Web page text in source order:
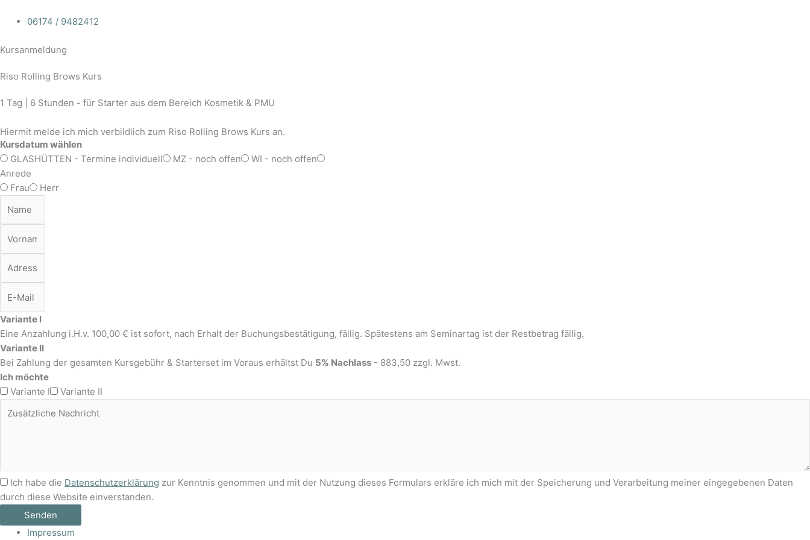
06174 / 9482412
Kursanmeldung
Riso Rolling Brows Kurs
1 Tag | 6 Stunden - für Starter aus dem Bereich Kosmetik & PMU
Hiermit melde ich mich verbildlich zum Riso Rolling Brows Kurs an.
Kursdatum wählen
GLASHÜTTEN - Termine individuell
MZ - noch offen
WI - noch offen
Anrede
Frau
Herr
Variante I
Eine Anzahlung i.H.v. 100,00 € ist sofort, nach Erhalt der Buchungsbestätigung, fällig. Spätestens am Seminartag ist der Restbetrag fällig.
Variante II
Bei Zahlung der gesamten Kursgebühr & Starterset im Voraus erhältst Du 5% Nachlass - 883,50 zzgl. Mwst.
Ich möchte
Variante I
Variante II
Ich habe die Datenschutzerklärung zur Kenntnis genommen und mit der Nutzung dieses Formulars erkläre ich mich mit der Speicherung und Verarbeitung meiner eingegebenen Daten
durch diese Website einverstanden.
Senden
Impressum